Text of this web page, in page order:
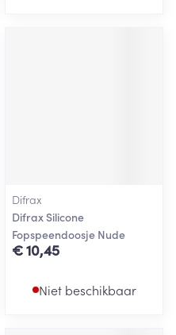
Difrax
Difrax Silicone
Fopspeendoosje Nude
€ 10,45
Niet beschikbaar